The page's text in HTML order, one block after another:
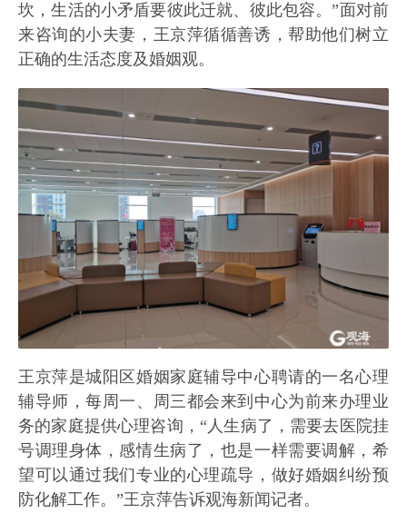
坎，生活的小矛盾要彼此迁就、彼此包容。”面对前
来咨询的小夫妻，王京萍循循善诱，帮助他们树立
正确的生活态度及婚姻观。
王京萍是城阳区婚姻家庭辅导中心聘请的一名心理
辅导师，每周一、周三都会来到中心为前来办理业
务的家庭提供心理咨询，“人生病了，需要去医院挂
号调理身体，感情生病了，也是一样需要调解，希
望可以通过我们专业的心理疏导，做好婚姻纠纷预
防化解工作。”王京萍告诉观海新闻记者。